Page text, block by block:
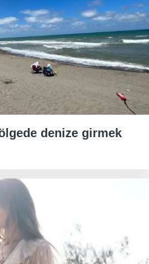
denize girmek